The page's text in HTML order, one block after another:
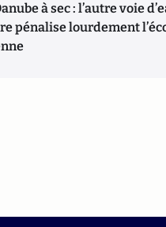
à sec : l’autre voie
pénalise lourdement